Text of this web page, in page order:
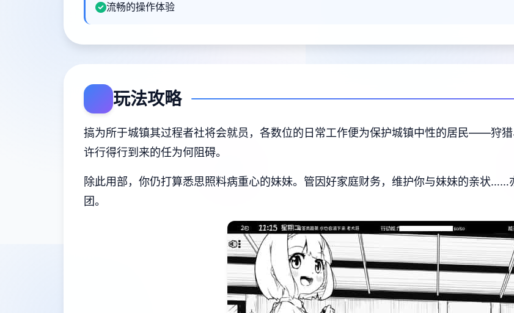
流畅的操作体验
玩法攻略
搞为所于城镇其过程者社将会就员，各数位的日常工作便为保护城镇中性的居民——狩
许行得行到来的任为何阻碍。
除此用部，你仍打算悉思照料病重心的妹妹。管因好家庭财务，维护你与妹妹的亲状
团。